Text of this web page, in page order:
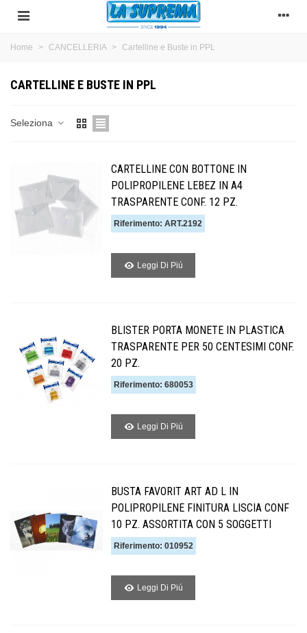
Home > CANCELLERIA > Cartelline e Buste in PPL
CARTELLINE E BUSTE IN PPL
Seleziona
CARTELLINE CON BOTTONE IN
POLIPROPILENE LEBEZ IN A4
TRASPARENTE CONF. 12 PZ.
Riferimento: ART.2192
Leggi Di Piú
BLISTER PORTA MONETE IN PLASTICA
TRASPARENTE PER 50 CENTESIMI CONF.
20 PZ.
Riferimento: 680053
Leggi Di Piú
BUSTA FAVORIT ART AD L IN
POLIPROPILENE FINITURA LISCIA CONF
10 PZ. ASSORTITA CON 5 SOGGETTI
Riferimento: 010952
Leggi Di Piú